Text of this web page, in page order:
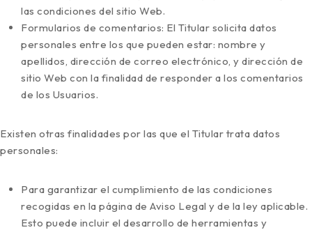
las condiciones del sitio Web.
Formularios de comentarios: El Titular solicita datos
personales entre los que pueden estar: nombre y
apellidos, dirección de correo electrónico, y dirección de
sitio Web con la finalidad de responder a los comentarios
de los Usuarios.
Existen otras finalidades por las que el Titular trata datos
personales:
Para garantizar el cumplimiento de las condiciones
recogidas en la página de Aviso Legal y de la ley aplicable.
Esto puede incluir el desarrollo de herramientas y